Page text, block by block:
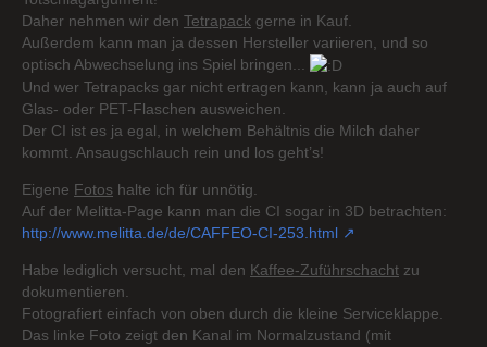
Daher nehmen wir den Tetrapack gerne in Kauf.
Außerdem kann man ja dessen Hersteller variieren, und so
optisch Abwechselung ins Spiel bringen...
Und wer Tetrapacks gar nicht ertragen kann, kann ja auch auf
Glas- oder PET-Flaschen ausweichen.
Der CI ist es ja egal, in welchem Behältnis die Milch daher
kommt. Ansaugschlauch rein und los geht’s!
Eigene Fotos halte ich für unnötig.
Auf der Melitta-Page kann man die CI sogar in 3D betrachten:
http://www.melitta.de/de/CAFFEO-CI-253.html
Habe lediglich versucht, mal den Kaffee-Zuführschacht zu
dokumentieren.
Fotografiert einfach von oben durch die kleine Serviceklappe.
Das linke Foto zeigt den Kanal im Normalzustand (mit